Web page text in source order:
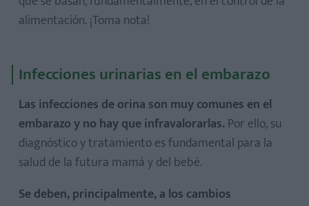
alimentación. ¡Toma nota!
Infecciones urinarias en el embarazo
Las infecciones de orina son muy comunes en el
embarazo y no hay que infravalorarlas. Por ello, su
diagnóstico y tratamiento es fundamental para la
salud de la futura mamá y del bebé.
Se deben, principalmente, a los cambios